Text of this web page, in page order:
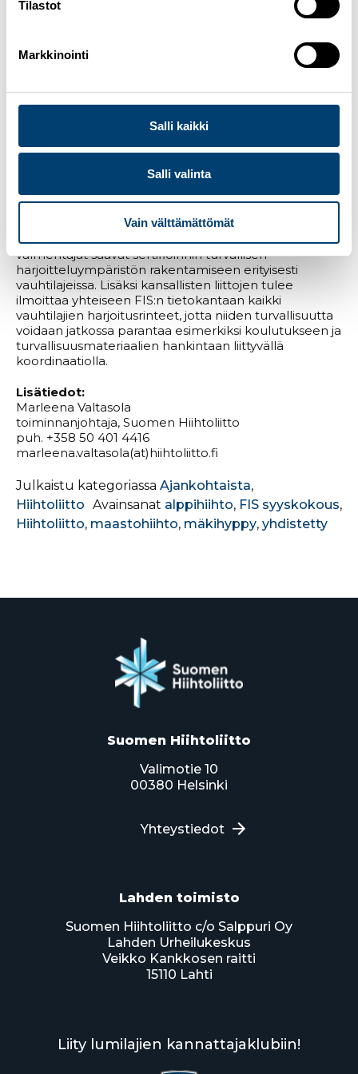
Tilastot
Markkinointi
Salli kaikki
Salli valinta
Vain välttämättömät
liittyvistä muutoksista, joita on työstetty läpi kesän
kesä-GP:n kokemusten perusteella naisten pukujen
mitoitukseen päätettiin tehdä muutoksia vielä ennen
muutos kilpailuohjelmaan. Sunnuntaina 8.3.2026
Salppurilla kilpaillaan ennakkotiedoista poiketen
Alppihiihdon osalta keskustelussa korostui paljon
turvallisuus viimeaikaisten vakavien onnettomuuksien
vuoksi. Turvallisuuden parantamiseksi FIS aloittaa
valmentajakoulutusohjelman, jonka tuloksena
valmentajat saavat sertifioinnin turvallisen
harjoitteluympäristön rakentamiseen erityisesti
vauhtilajeissa. Lisäksi kansallisten liittojen tulee
ilmoittaa yhteiseen FIS:n tietokantaan kaikki
vauhtilajien harjoitusrinteet, jotta niiden turvallisuutta
voidaan jatkossa parantaa esimerkiksi koulutukseen ja
turvallisuusmateriaalien hankintaan liittyvällä
koordinaatiolla.
Lisätiedot:
Marleena Valtasola
toiminnanjohtaja, Suomen Hiihtoliitto
puh. +358 50 401 4416
marleena.valtasola(at)hiihtoliitto.fi
Julkaistu kategoriassa Ajankohtaista,
Hiihtoliitto Avainsanat alppihiihto, FIS syyskokous,
Hiihtoliitto, maastohiihto, mäkihyppy, yhdistetty
Suomen Hiihtoliitto
Valimotie 10
00380 Helsinki
Yhteystiedot
Lahden toimisto
Suomen Hiihtoliitto c/o Salppuri Oy
Lahden Urheilukeskus
Veikko Kankkosen raitti
15110 Lahti
Liity lumilajien kannattajaklubiin!